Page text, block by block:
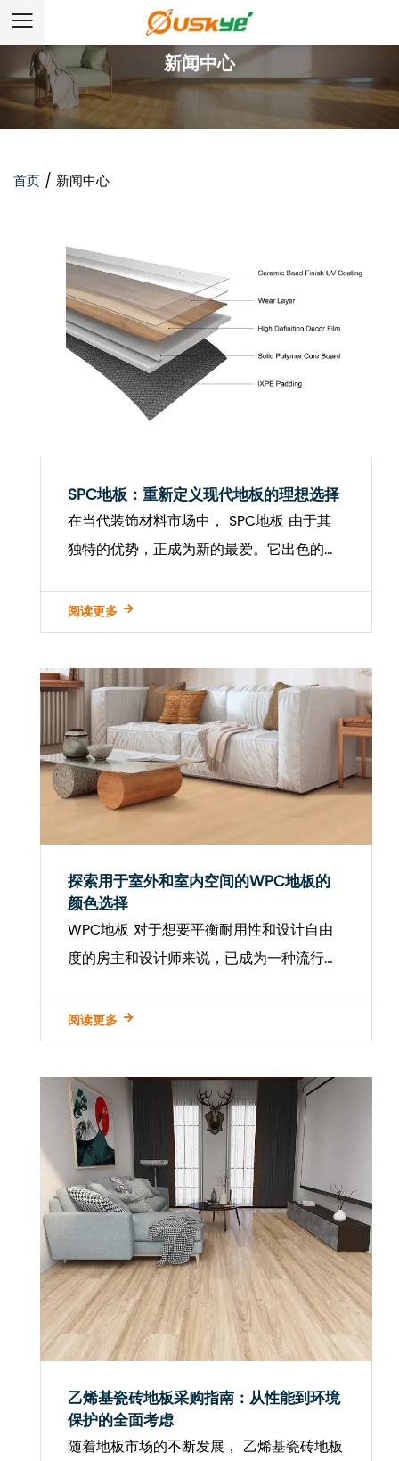
新闻中心
首页 / 新闻中心
SPC地板：重新定义现代地板的理想选择
在当代装饰材料市场中， SPC地板 由于其
独特的优势，正成为新的最爱。它出色的表
费者和翻新专业人员的青睐。对于那些寻求
高质量，具有成本效益的地板材料的人来
说，对SPC地...
阅读更多
探索用于室外和室内空间的WPC地板的
颜色选择
WPC地板 对于想要平衡耐用性和设计自由
度的房主和设计师来说，已成为一种流行的
风格，质地和外观的灵活性。越来越受欢迎
的主要原因之一是其广泛的设计选择，适
用...
阅读更多
乙烯基瓷砖地板采购指南：从性能到环境
保护的全面考虑
随着地板市场的不断发展， 乙烯基瓷砖地板